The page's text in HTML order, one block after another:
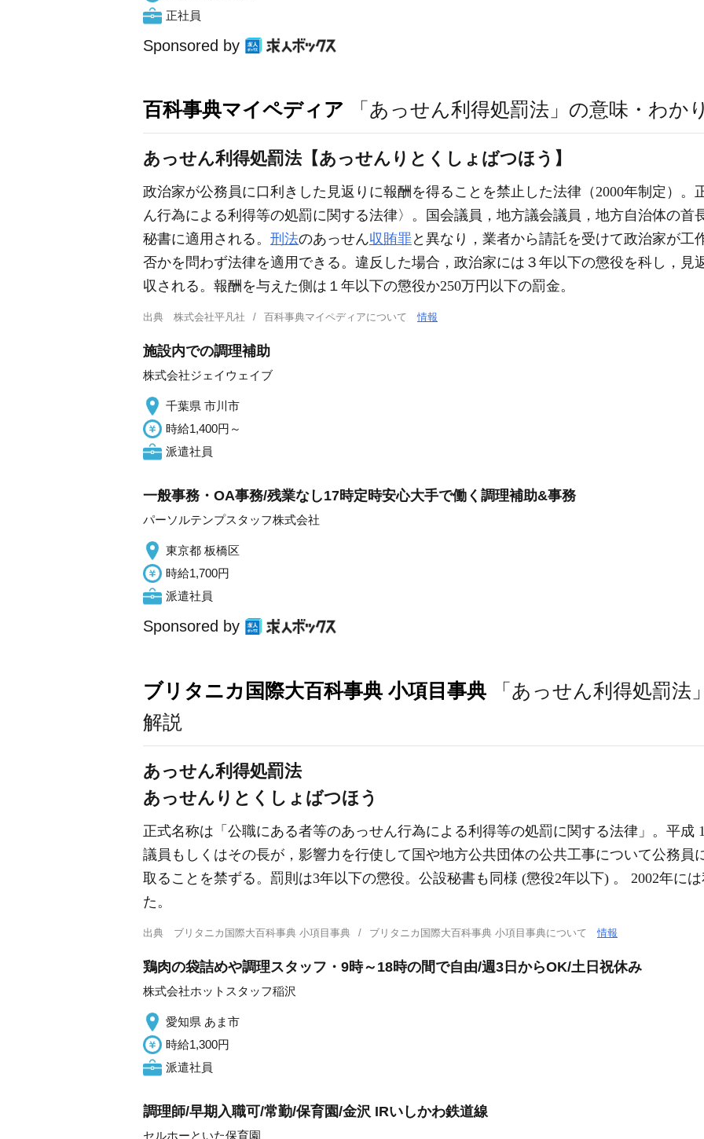
正社員
Sponsored by
百科事典マイペディア 「あっせん利得処罰法」の意味・わか
あっせん利得処罰法【あっせんりとくしょばつほう】
政治家が公務員に口利きした見返りに報酬を得ることを禁止した法律（2000年制定）。
ん行為による利得等の処罰に関する法律〉。国会議員，地方議会議員，地方自治体の首
秘書に適用される。 刑法のあっせん収賄罪と異なり，業者から請託を受けて政治家が工
否かを問わず法律を適用できる。違反した場合，政治家には３年以下の懲役を科し，見
収される。報酬を与えた側は１年以下の懲役か250万円以下の罰金。
出典 株式会社平凡社 百科事典マイペディアについて情報
施設内での調理補助
株式会社ジェイウェイブ
千葉県 市川市
時給1,400円～
派遣社員
一般事務・OA事務/残業なし17時定時安心大手で働く調理補助&事務
パーソルテンプスタッフ株式会社
東京都 板橋区
時給1,700円
派遣社員
Sponsored by
ブリタニカ国際大百科事典 小項目事典 「あっせん利得処罰法
解説
あっせん利得処罰法
あっせんりとくしょばつほう
正式名称は「公職にある者等のあっせん行為による利得等の処罰に関する法律」。平成
議員もしくはその長が，影響力を行使して国や地方公共団体の公共工事について公務員
取ることを禁ずる。罰則は3年以下の懲役。公設秘書も同様 (懲役2年以下) 。 2002年に
た。
出典 ブリタニカ国際大百科事典 小項目事典 ブリタニカ国際大百科事典 小項目事典について情報
鶏肉の袋詰めや調理スタッフ・9時～18時の間で自由/週3日からOK/土日祝休み
株式会社ホットスタッフ稲沢
愛知県 あま市
時給1,300円
派遣社員
調理師/早期入職可/常勤/保育園/金沢 IRいしかわ鉄道線
セルホーといた保育園